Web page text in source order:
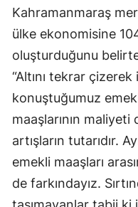
Kahramanmaraş
ülke ekonomisine
oluşturduğunu
“Altını tekrar
konuştuğumuz
maaşlarının maliyeti
artışların tutarıdır.
emekli maaşları
de farkındayız.